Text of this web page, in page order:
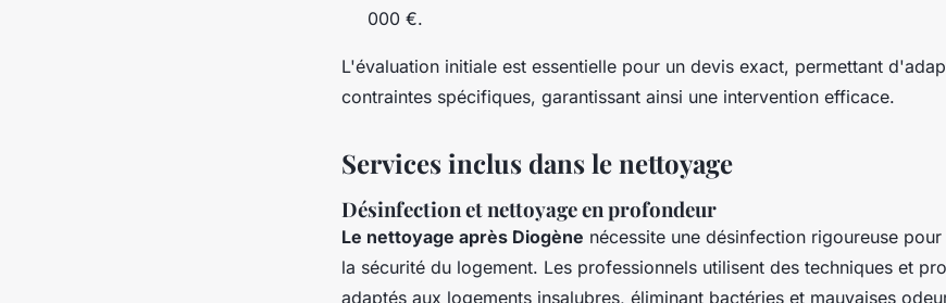
000 €.
L'évaluation initiale est essentielle pour un devis exact, permettant
contraintes spécifiques, garantissant ainsi une intervention efficace.
Services inclus dans le nettoyage
Désinfection et nettoyage en profondeur
Le nettoyage après Diogène nécessite une désinfection rigoureuse
la sécurité du logement. Les professionnels utilisent des techniques et
adaptés aux logements insalubres, éliminant bactéries et mauvaises